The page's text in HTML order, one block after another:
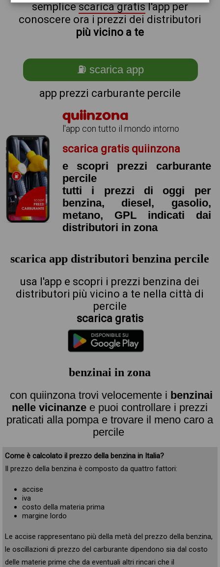
semplicescarica gratisl'app per
conoscere ora i prezzi dei distributori
più vicino a te
⛽ scarica app
app prezzi carburante percile
quiinzona
l'app con tutto il mondo intorno
scarica gratis quiinzona
e scopri prezzi carburante
percile
tutti i prezzi di oggi per
benzina, diesel, gasolio,
metano, GPL indicati dai
distributori in zona
scarica app distributori benzina percile
usa l'app e scopri i prezzi benzina dei
distributori più vicino a te nella città di
percile
scarica gratis
benzinai in zona
con quiinzona trovi velocemente i benzinai
nelle vicinanze e puoi controllare i prezzi
praticati alla pompa e trovare il meno caro a
percile
Come è calcolato il prezzo della benzina in Italia?
Il prezzo della benzina è composto da quattro fattori:
accise
iva
costo della materia prima
margine lordo
Le accise rappresentano più della metà del prezzo della benzina,
le oscillazioni di prezzo del carburante dipendono sia dal costo
delle materie prime che da eventuali altri rincari che il